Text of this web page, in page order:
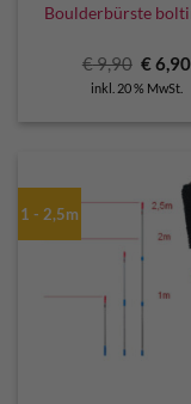
Boulderbürste
€9,90
Preis
war:
€6,90
inkl. 20 % MwSt.
1 - 2,5m